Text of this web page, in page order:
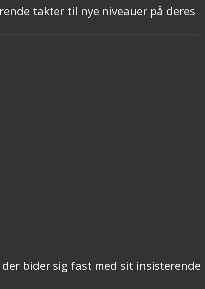
takter til nye niveauer på deres
bider sig fast med sit insisterende